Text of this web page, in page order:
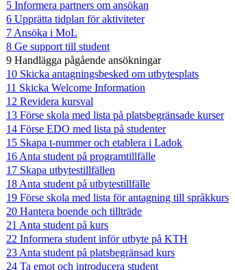
5 Informera partners om ansökan
6 Upprätta tidplan för aktiviteter
7 Ansöka i MoL
8 Ge support till student
9 Handlägga pågående ansökningar
10 Skicka antagningsbesked om utbytesplats
11 Skicka Welcome Information
12 Revidera kursval
13 Förse skola med lista på platsbegränsade kurser
14 Förse EDO med lista på studenter
15 Skapa t-nummer och etablera i Ladok
16 Anta student på programtillfälle
17 Skapa utbytestillfällen
18 Anta student på utbytestillfälle
19 Förse skola med lista för antagning till språkkurs
20 Hantera boende och tillträde
21 Anta student på kurs
22 Informera student inför utbyte på KTH
23 Anta student på platsbegränsad kurs
24 Ta emot och introducera student